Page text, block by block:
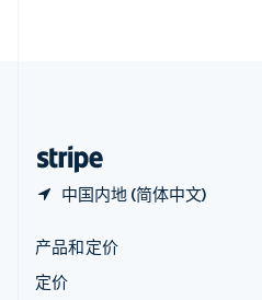
中国内地 (简体中文)
产品和定价
定价